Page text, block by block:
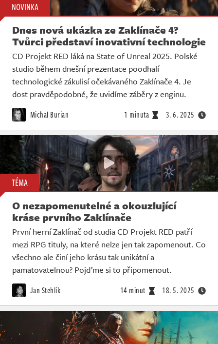
NOVINKA
Dnes nová ukázka ze Zaklínače 4?
Tvůrci představí inovativní technologie
CD Projekt RED láká na State of Unreal 2025. Polské
studio během dnešní prezentace poodhalí
technologické zákulisí očekávaného Zaklínače 4. Je
dost pravděpodobné, že uvidíme záběry z enginu.
Michal Burian 1 minuta 3. 6. 2025
TÉMA
O nezapomenutelné a okouzlující
kráse prvního Zaklínače
První herní Zaklínač od studia CD Projekt RED patří
mezi RPG tituly, na které nelze jen tak zapomenout. Co
všechno ale činí jeho krásu tak unikátní a
pamatovatelnou? Pojďme si to připomenout.
Jan Stehlík 14 minut 18. 5. 2025